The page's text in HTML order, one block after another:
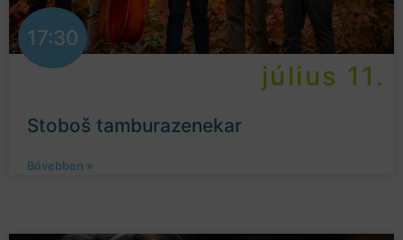
17:30
július 11.
Stoboš tamburazenekar
Bővebben »